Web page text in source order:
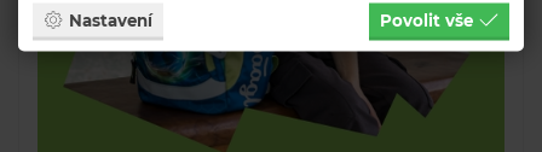
Nastavení Povolit vše